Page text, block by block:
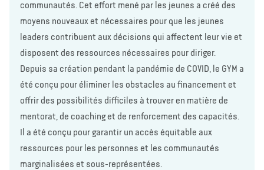
communautés. Cet effort mené par les jeunes a créé des
moyens nouveaux et nécessaires pour que les jeunes
leaders contribuent aux décisions qui affectent leur vie et
disposent des ressources nécessaires pour diriger.
Depuis sa création pendant la pandémie de COVID, le GYM a
été conçu pour éliminer les obstacles au financement et
offrir des possibilités difficiles à trouver en matière de
mentorat, de coaching et de renforcement des capacités.
Il a été conçu pour garantir un accès équitable aux
ressources pour les personnes et les communautés
marginalisées et sous-représentées.